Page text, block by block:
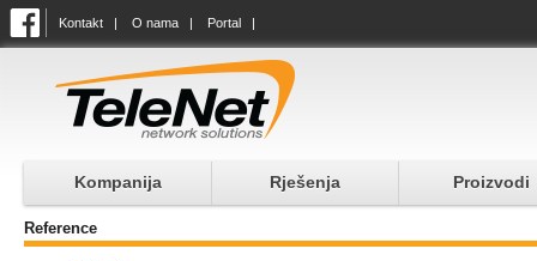
Kontakt | O nama | Portal |
Kompanija Rješenja Proizvodi
Reference